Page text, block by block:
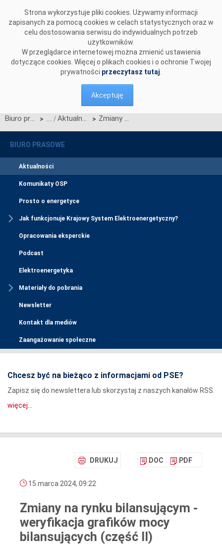
Strona wykorzystuje pliki cookies. Używamy informacji
zapisanych za pomocą cookies w celach statystycznych oraz w
celu dostosowania serwisu do indywidualnych potrzeb
użytkowników.
W przeglądarce internetowej można zmienić ustawienia
dotyczące cookies. Więcej o plikach cookies i o ochronie Twojej
prywatności przeczytasz tutaj
Akceptuję
Biuro prasowe > Aktualności > Zmiany na rynku bilansującym - weryfikacja grafików mocy bilansujących (część II)
BIURO PRASOWE
Aktualności
Komunikaty OSP
Prosto o energetyce
Jak funkcjonuje Krajowy System Elektroenergetyczny?
Opracowania eksperckie
Podcast
Elektroenergetyka
Materiały do pobrania
Newsletter
Kontakt dla mediów
Zaangażowanie społeczne
Chcesz być na bieżąco z informacjami od PSE?
Zapisz się do newslettera lub skorzystaj z naszych kanałów RSS.
więcej...
DRUKUJ DOC PDF
15 marca 2024, 09:22
Zmiany na rynku bilansującym -
weryfikacja grafików mocy
bilansujących (część II)